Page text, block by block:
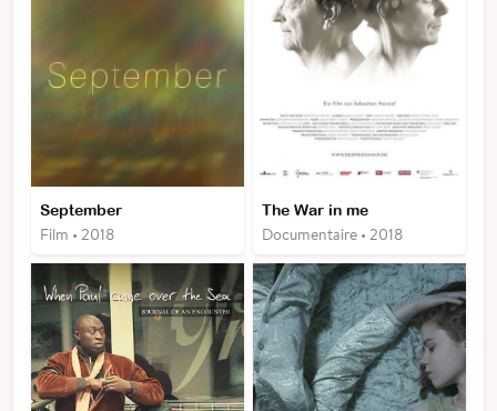
September
Film • 2018
The War in me
Documentaire • 2018